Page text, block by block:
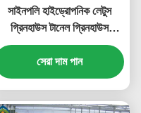
সাইনপলি হাইড্রোপনিক লেটুস
গ্রিনহাউস টানেল গ্রিনহাউস
কাস্টমাইজড
সেরা দাম পান